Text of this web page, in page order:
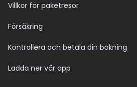
Villkor för paketresor
Försäkring
Kontrollera och betala din bokning
Ladda ner vår app